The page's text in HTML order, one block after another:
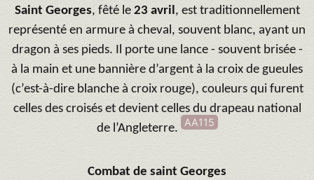
Saint Georges, fêté le 23 avril, est traditionnellement
représenté en armure à cheval, souvent blanc, ayant un
dragon à ses pieds. Il porte une lance - souvent brisée -
à la main et une bannière d’argent à la croix de gueules
(c’est-à-dire blanche à croix rouge), couleurs qui furent
celles des croisés et devient celles du drapeau national
de l’Angleterre.
AA115
Combat de saint Georges